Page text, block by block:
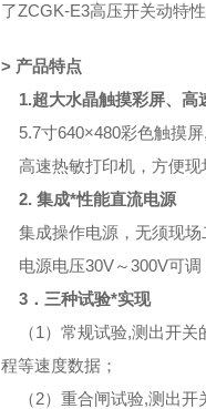
了ZCGK-E3高压开关动特
> 产品特点
1.超大水晶触摸彩屏、高
5.7寸640×480彩色触摸屏
高速热敏打印机，方便现
2. 集成*性能直流电源
集成操作电源，无须现场
电源电压30V～300V可调
3．三种试验*实现
（1）常规试验,测出开关
程等速度数据；
（2）重合闸试验,测出开